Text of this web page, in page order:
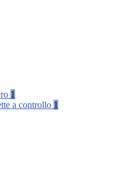
1
a controllo 1